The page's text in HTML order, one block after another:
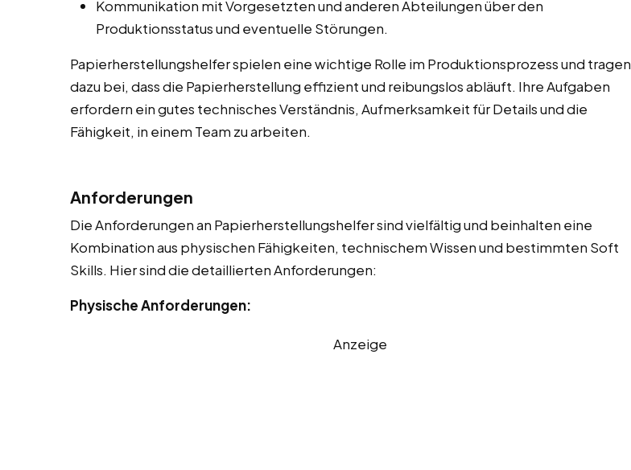
Kommunikation mit Vorgesetzten und anderen Abteilungen über den
Produktionsstatus und eventuelle Störungen.
Papierherstellungshelfer spielen eine wichtige Rolle im Produktionsprozess und tragen
dazu bei, dass die Papierherstellung effizient und reibungslos abläuft. Ihre Aufgaben
erfordern ein gutes technisches Verständnis, Aufmerksamkeit für Details und die
Fähigkeit, in einem Team zu arbeiten.
Anforderungen
Die Anforderungen an Papierherstellungshelfer sind vielfältig und beinhalten eine
Kombination aus physischen Fähigkeiten, technischem Wissen und bestimmten Soft
Skills. Hier sind die detaillierten Anforderungen:
Physische Anforderungen:
Anzeige